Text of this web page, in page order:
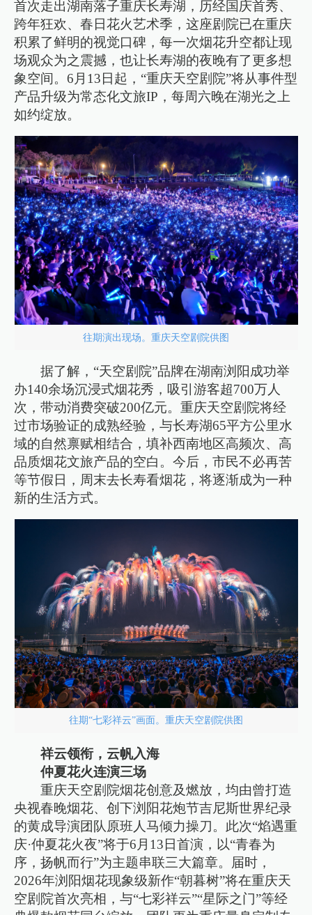
首次走出湖南落子重庆长寿湖，历经国庆首秀、
跨年狂欢、春日花火艺术季，这座剧院已在重庆
积累了鲜明的视觉口碑，每一次烟花升空都让现
场观众为之震撼，也让长寿湖的夜晚有了更多想
象空间。6月13日起，“重庆天空剧院”将从事件型
产品升级为常态化文旅IP，每周六晚在湖光之上
如约绽放。
往期演出现场。重庆天空剧院供图
据了解，“天空剧院”品牌在湖南浏阳成功举
办140余场沉浸式烟花秀，吸引游客超700万人
次，带动消费突破200亿元。重庆天空剧院将经
过市场验证的成熟经验，与长寿湖65平方公里水
域的自然禀赋相结合，填补西南地区高频次、高
品质烟花文旅产品的空白。今后，市民不必再苦
等节假日，周末去长寿看烟花，将逐渐成为一种
新的生活方式。
往期“七彩祥云”画面。重庆天空剧院供图
祥云领衔，云帆入海
仲夏花火连演三场
重庆天空剧院烟花创意及燃放，均由曾打造
央视春晚烟花、创下浏阳花炮节吉尼斯世界纪录
的黄成导演团队原班人马倾力操刀。此次“焰遇重
庆·仲夏花火夜”将于6月13日首演，以“青春为
序，扬帆而行”为主题串联三大篇章。届时，
2026年浏阳烟花现象级新作“朝暮树”将在重庆天
空剧院首次亮相，与“七彩祥云”“星际之门”等经